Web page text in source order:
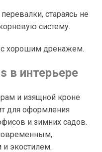
стараясь не
систему.
хорошим дренажем.
в интерьере
и изящной кроне
для оформления
и зимних садов.
и экостилем.